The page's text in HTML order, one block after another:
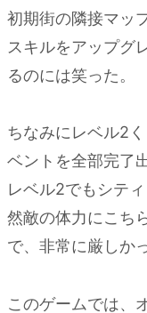
初期街の隣接マッ
スキルをアップグ
るのには笑った。
ちなみにレベル2
ベントを全部完了
レベル2でもシテ
然敵の体力にこち
で、非常に厳しか
このゲームでは、